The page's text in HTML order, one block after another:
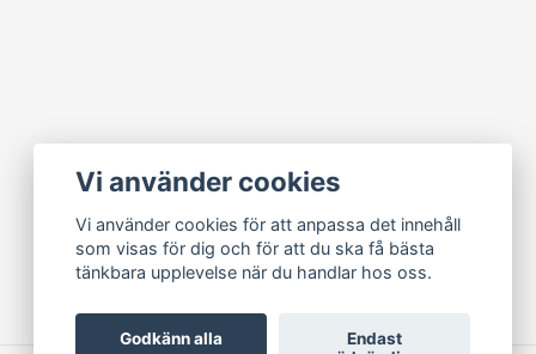
Vi använder cookies
Vi använder cookies för att anpassa det innehåll
som visas för dig och för att du ska få bästa
tänkbara upplevelse när du handlar hos oss.
Godkänn alla
Endast